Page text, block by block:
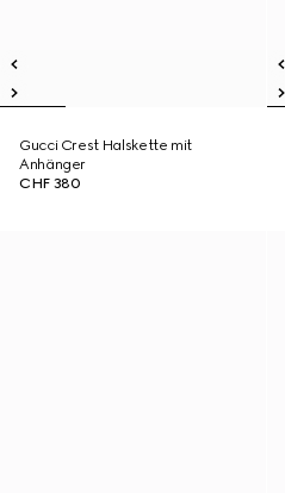
Gucci Crest Halskette mit
Anhänger
CHF 380